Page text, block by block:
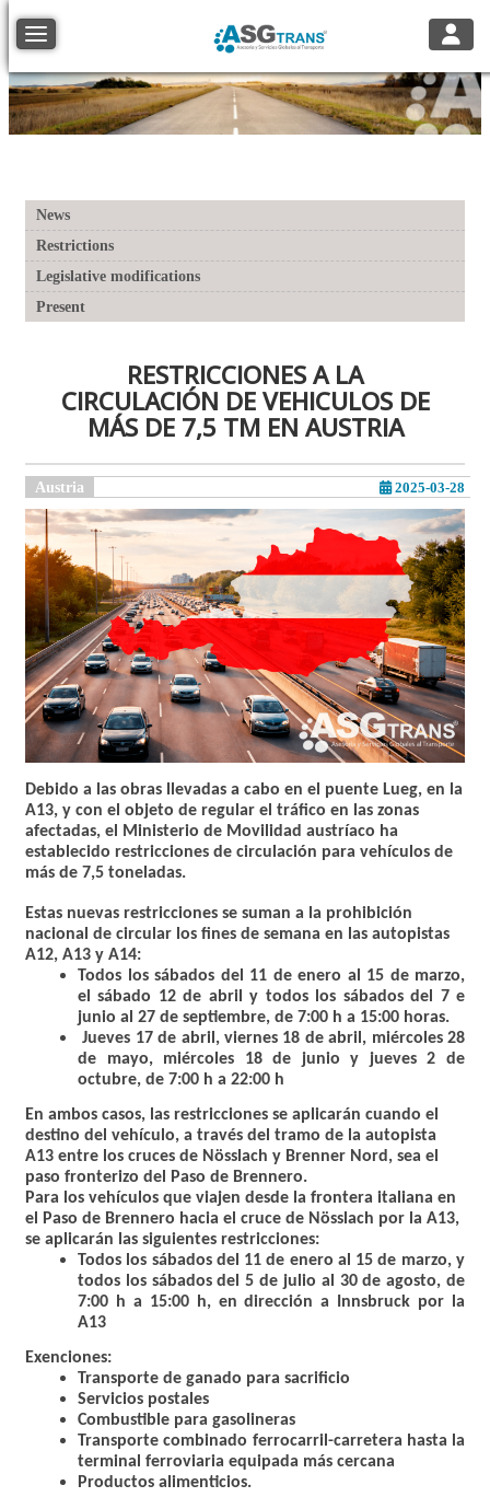
Toggle navigation
News
Restrictions
Legislative modifications
Present
RESTRICCIONES A LA
CIRCULACIÓN DE VEHICULOS DE
MÁS DE 7,5 TM EN AUSTRIA
Austria 2025-03-28
Debido a las obras llevadas a cabo en el puente Lueg, en la
A13, y con el objeto de regular el tráfico en las zonas
afectadas, el Ministerio de Movilidad austríaco ha
establecido restricciones de circulación para vehículos de
más de 7,5 toneladas.
Estas nuevas restricciones se suman a la prohibición
nacional de circular los fines de semana en las autopistas
A12, A13 y A14:
Todos los sábados del 11 de enero al 15 de marzo,
el sábado 12 de abril y todos los sábados del 7 e
junio al 27 de septiembre, de 7:00 h a 15:00 horas.
Jueves 17 de abril, viernes 18 de abril, miércoles 28
de mayo, miércoles 18 de junio y jueves 2 de
octubre, de 7:00 h a 22:00 h
En ambos casos, las restricciones se aplicarán cuando el
destino del vehículo, a través del tramo de la autopista
A13 entre los cruces de Nösslach y Brenner Nord, sea el
paso fronterizo del Paso de Brennero.
Para los vehículos que viajen desde la frontera italiana en
el Paso de Brennero hacia el cruce de Nösslach por la A13,
se aplicarán las siguientes restricciones:
Todos los sábados del 11 de enero al 15 de marzo, y
todos los sábados del 5 de julio al 30 de agosto, de
7:00 h a 15:00 h, en dirección a Innsbruck por la
A13
Exenciones:
Transporte de ganado para sacrificio
Servicios postales
Combustible para gasolineras
Transporte combinado ferrocarril-carretera hasta la
terminal ferroviaria equipada más cercana
Productos alimenticios.